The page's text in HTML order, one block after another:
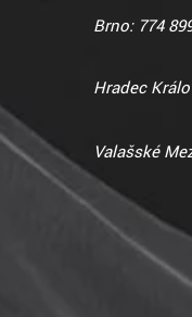
Brno: 774
Hradec
Valašské